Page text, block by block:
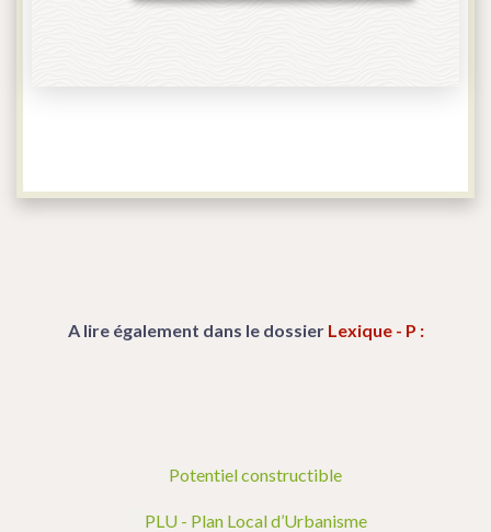
A lire également dans le dossier Lexique - P :
Potentiel constructible
PLU - Plan Local d’Urbanisme